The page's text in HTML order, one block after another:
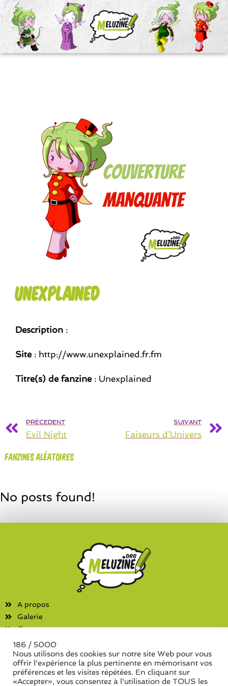
Unexplained
Description :
Site : http://www.unexplained.fr.fm
Titre(s) de fanzine : Unexplained
PRÉCEDENT
Evil Night
SUIVANT
Faiseurs d’Univers
Fanzines aléatoires
No posts found!
A propos
Galerie
Contact
Fanzines
Liste des associations
Liste des séries de fanzine
186 / 5000
Nous utilisons des cookies sur notre site Web pour vous
offrir l'expérience la plus pertinente en mémorisant vos
préférences et les visites répétées. En cliquant sur
«Accepter», vous consentez à l'utilisation de TOUS les